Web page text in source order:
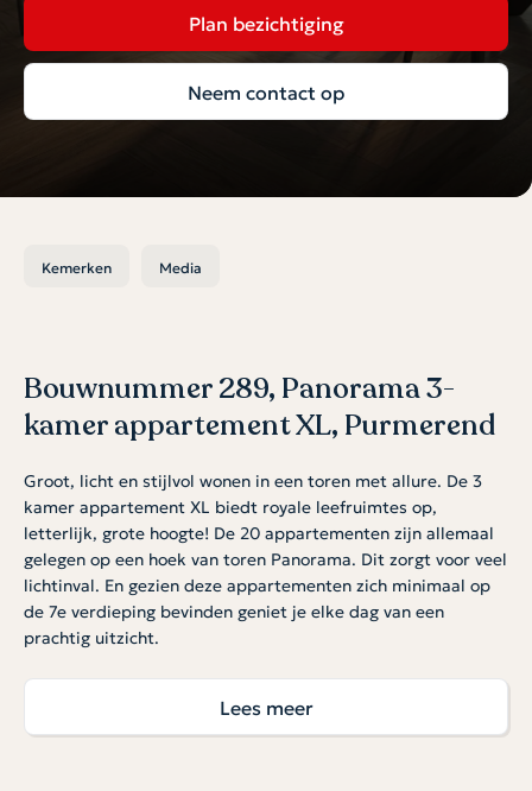
Plan bezichtiging
Neem contact op
Kemerken Media
Bouwnummer 289, Panorama 3-
kamer appartement XL, Purmerend
Groot, licht en stijlvol wonen in een toren met allure. De 3
kamer appartement XL biedt royale leefruimtes op,
letterlijk, grote hoogte! De 20 appartementen zijn allemaal
gelegen op een hoek van toren Panorama. Dit zorgt voor veel
lichtinval. En gezien deze appartementen zich minimaal op
de 7e verdieping bevinden geniet je elke dag van een
prachtig uitzicht.
Royale living met balkon of terras
De living in dit woningtype is opvallend ruim met plek voor
een royale zithoek, grote eettafel en een moderne open
Lees meer